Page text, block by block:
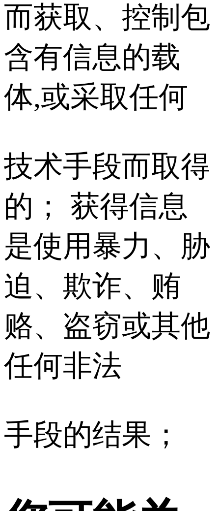
而获取、控制包
含有信息的载
体,或采取任何
技术手段而取得
的； 获得信息
是使用暴力、胁
迫、欺诈、贿
赂、盗窃或其他
任何非法
手段的结果；